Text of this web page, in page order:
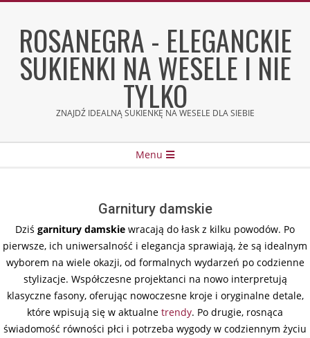
contentROSANEGRA - ELEGANCKIE
SUKIENKI NA WESELE I NIE
TYLKO
ZNAJDŹ IDEALNĄ SUKIENKĘ NA WESELE DLA SIEBIE
Menu
Garnitury damskie
Dziś garnitury damskie wracają do łask z kilku powodów. Po
pierwsze, ich uniwersalność i elegancja sprawiają, że są idealnym
wyborem na wiele okazji, od formalnych wydarzeń po codzienne
stylizacje. Współczesne projektanci na nowo interpretują
klasyczne fasony, oferując nowoczesne kroje i oryginalne detale,
które wpisują się w aktualne trendy. Po drugie, rosnąca
świadomość równości płci i potrzeba wygody w codziennym życiu